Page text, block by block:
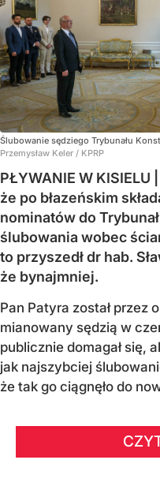
Ślubowanie sędziego Trybunału
Przemysław Keler / KPRP
PŁYWANIE W KISIELU
że po błazeńskim
nominatów do
ślubowania wobec
to przyszedł dr hab.
że bynajmniej.
Pan Patyra został przez
mianowany sędzią w
publicznie domagał się,
jak najszybciej
że tak go ciągnęło do